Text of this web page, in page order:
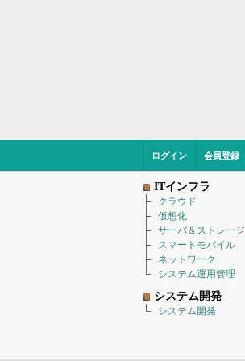
ログイン 会員登録
ITインフラ
クラウド
仮想化
サーバ＆ストレージ
スマートモバイル
ネットワーク
システム運用管理
システム開発
システム開発